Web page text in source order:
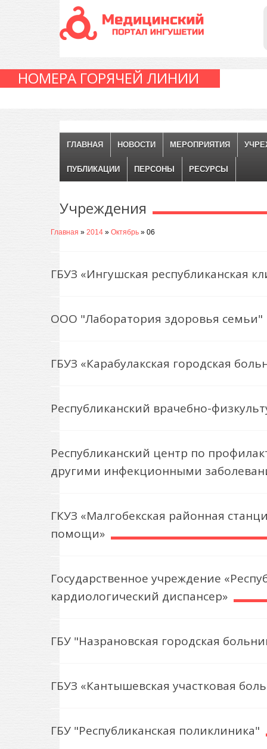
НОМЕРА ГОРЯЧЕЙ ЛИНИИ
ГЛАВНАЯ НОВОСТИ МЕРОПРИЯТИЯ
ПУБЛИКАЦИИ ПЕРСОНЫ РЕСУРСЫ
Учреждения
Главная » 2014 » Октябрь » 06
ГБУЗ «Ингушская республиканская
ООО "Лаборатория здоровья семьи"
ГБУЗ «Карабулакская городская
Республиканский врачебно-
Республиканский центр по
другими инфекционными
ГКУЗ «Малгобекская районная
помощи»
Государственное учреждение
кардиологический диспансер»
ГБУ "Назрановская городская
ГБУЗ «Кантышевская участковая
ГБУ "Республиканская поликлиника"